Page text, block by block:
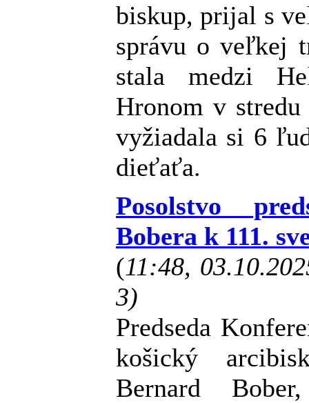
biskup, prijal s
správu o veľkej
stala medzi
Hronom v
vyžiadala si 6
dieťaťa.
Posolstvo
Bobera k 111.
(11:48,
3)
Predseda
košický
Bernard